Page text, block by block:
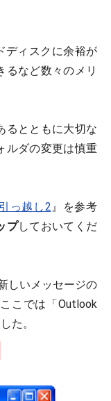
ディスクに余裕が
るなど数々のメリ
るとともに大切な
ルダの変更は慎重
っ越し2』を参考
プしておいてくだ
しいメッセージの
こでは「Outlook
た。